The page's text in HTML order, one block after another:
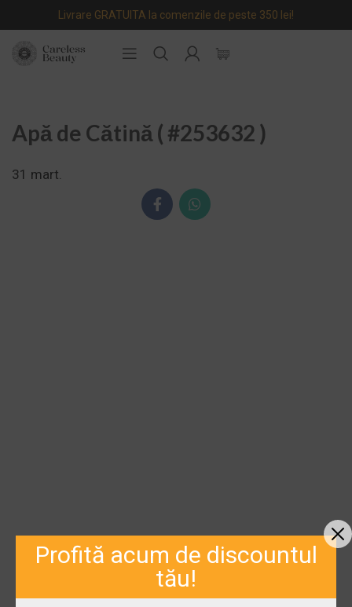
Livrare GRATUITA la comenzile de peste 350 lei!
Apă de Cătină ( #253632 )
31 mart.
Profită acum de discountul
tău!